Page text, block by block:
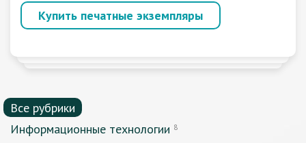
Купить печатные экземпляры
Все рубрики
Информационные технологии 8